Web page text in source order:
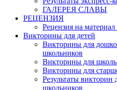
ГАЛЕРЕЯ СЛАВЫ
РЕЦЕНЗИЯ
Рецензия на материал
Викторины для детей
Викторины для
школьников
Викторины для
Викторины для
Результаты
школьников